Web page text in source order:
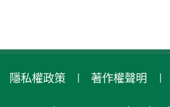
隱私權政策 著作權聲明